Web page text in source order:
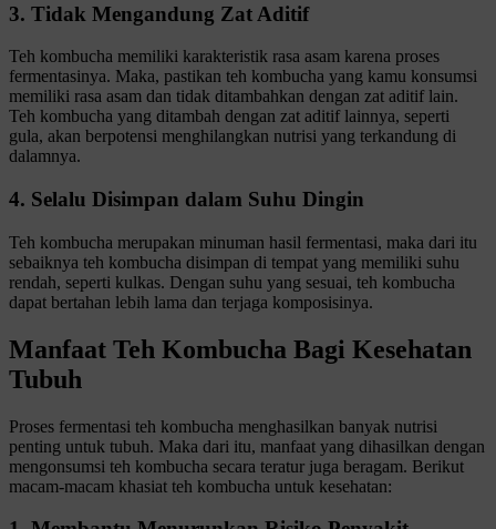
3. Tidak Mengandung Zat Aditif
Teh kombucha memiliki karakteristik rasa asam karena proses
fermentasinya. Maka, pastikan teh kombucha yang kamu konsumsi
memiliki rasa asam dan tidak ditambahkan dengan zat aditif lain.
Teh kombucha yang ditambah dengan zat aditif lainnya, seperti
gula, akan berpotensi menghilangkan nutrisi yang terkandung di
dalamnya.
4. Selalu Disimpan dalam Suhu Dingin
Teh kombucha merupakan minuman hasil fermentasi, maka dari itu
sebaiknya teh kombucha disimpan di tempat yang memiliki suhu
rendah, seperti kulkas. Dengan suhu yang sesuai, teh kombucha
dapat bertahan lebih lama dan terjaga komposisinya.
Manfaat Teh Kombucha Bagi Kesehatan
Tubuh
Proses fermentasi teh kombucha menghasilkan banyak nutrisi
penting untuk tubuh. Maka dari itu, manfaat yang dihasilkan dengan
mengonsumsi teh kombucha secara teratur juga beragam. Berikut
macam-macam khasiat teh kombucha untuk kesehatan: